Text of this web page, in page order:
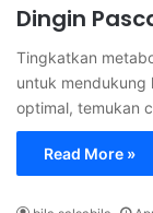
Dingin
Tingkatkan
untuk mendukung
optimal, temukan
Read More »